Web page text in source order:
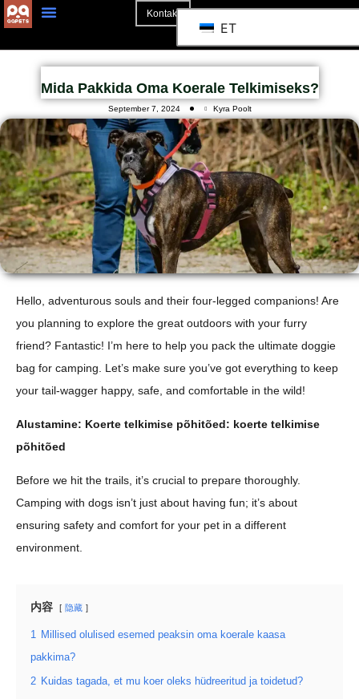
Kontakt
ET
Mida Pakkida Oma Koerale Telkimiseks?
September 7, 2024 Kyra Poolt
Hello, adventurous souls and their four-legged companions! Are
you planning to explore the great outdoors with your furry
friend? Fantastic! I’m here to help you pack the ultimate doggie
bag for camping. Let’s make sure you’ve got everything to keep
your tail-wagger happy, safe, and comfortable in the wild!
Alustamine: Koerte telkimise põhitõed: koerte telkimise
põhitõed
Before we hit the trails, it’s crucial to prepare thoroughly.
Camping with dogs isn’t just about having fun; it’s about
ensuring safety and comfort for your pet in a different
environment.
内容 隐藏
1 Millised olulised esemed peaksin oma koerale kaasa
pakkima?
2 Kuidas tagada, et mu koer oleks hüdreeritud ja toidetud?